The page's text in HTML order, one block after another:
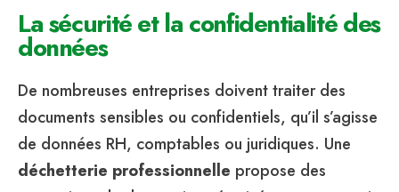
La sécurité et la confidentialité des
données
De nombreuses entreprises doivent traiter des
documents sensibles ou confidentiels, qu’il s’agisse
de données RH, comptables ou juridiques. Une
déchetterie professionnelle propose des